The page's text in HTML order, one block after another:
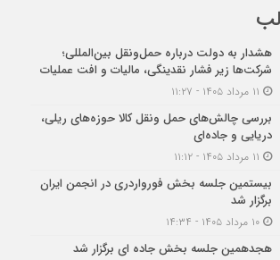
هشدار به دولت درباره حمل‌ونقل بین‌المللی؛
شرکت‌ها زیر فشار نقدینگی، مالیات و افت عملیات
بررسی چالش‌های حمل ونقل کالا حوزه‌های ریلی،
دریایی و جاده‌ای
بیستمین جلسه بخش فورواردری در انجمن ایران
برگزار شد
۱۰ مرداد ۱۴۰۵ - ۱۴:۳۴
هجدهمین جلسه بخش جاده ای برگزار شد